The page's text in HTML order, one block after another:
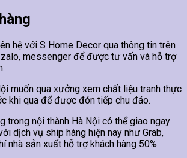
hệ với S Home Decor qua thông tin trên
messenger để được tư vấn và hỗ trợ
muốn qua xưởng xem chất liệu tranh thực
khi qua để được đón tiếp chu đáo.
trong nội thành Hà Nội có thể giao ngay
dịch vụ ship hàng hiện nay như Grab,
nhà sản xuất hỗ trợ khách hàng 50%.